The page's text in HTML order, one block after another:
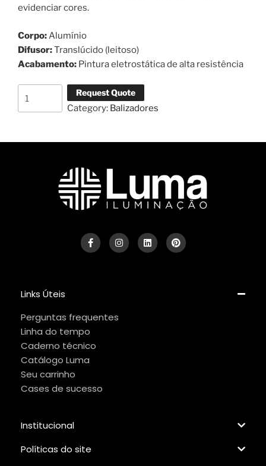
evidenciar cores.
Corpo:Alumínio
Difusor:Translúcido (leitoso)
Acabamento: Pintura eletrostática de alta resistência
Request Quote
Category: Balizadores
Links Úteis
Perguntas frequentes
Linha do tempo
Caderno técnico
Catálogo Luma
Seu carrinho
Cases de sucesso
Institucional
Políticas do site